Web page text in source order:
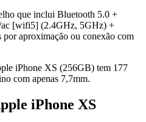
que inclui Bluetooth 5.0 +
[wifi5] (2.4GHz, 5GHz) +
aproximação ou conexão com
iPhone XS (256GB) tem 177
com apenas 7,7mm.
iPhone XS